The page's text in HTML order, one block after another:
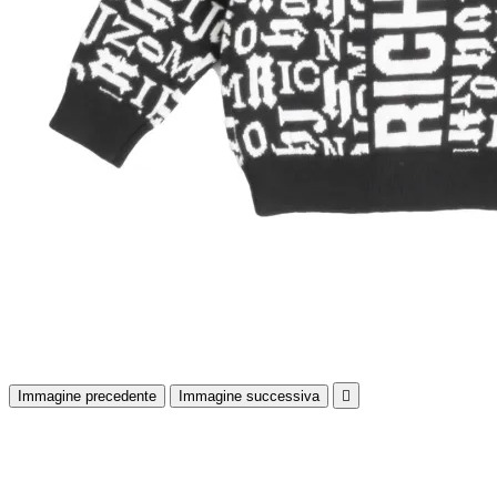
Immagine precedente Immagine successiva 